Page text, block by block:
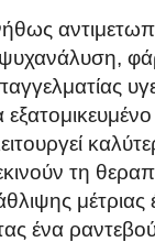
τη
μέτριας
ένα